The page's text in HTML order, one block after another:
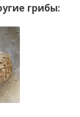
грибы: